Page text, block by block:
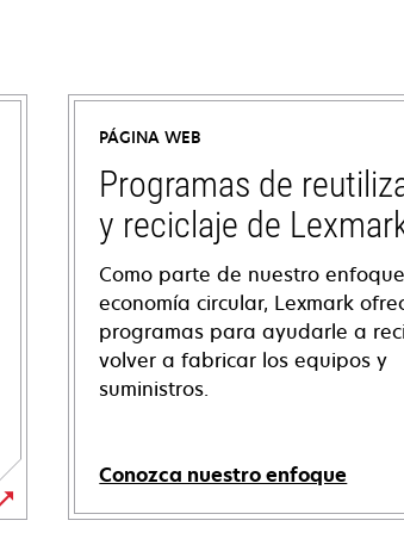
PÁGINA WEB
Programas de
y reciclaje de
Como parte de nuestro
economía circular, Lexmark
programas para ayudarle a
volver a fabricar los equipos y
suministros.
Conozca nuestro enfoque